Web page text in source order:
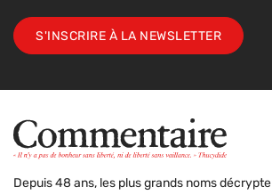
S'INSCRIRE À LA NEWSLETTER
Depuis 48 ans, les plus grands noms